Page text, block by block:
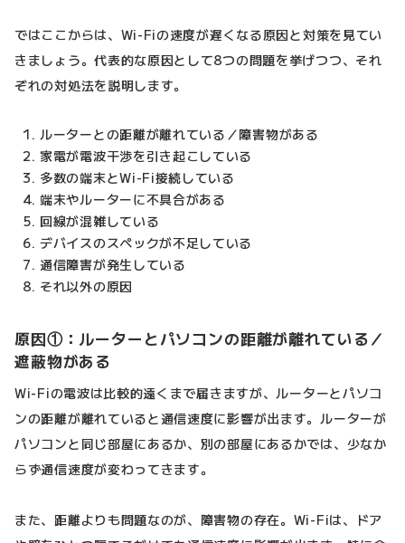
ではここからは、Wi-Fiの速度が遅くなる原因と対策を見てい
きましょう。代表的な原因として8つの問題を挙げつつ、それ
ぞれの対処法を説明します。
ルーターとの距離が離れている／障害物がある
家電が電波干渉を引き起こしている
多数の端末とWi-Fi接続している
端末やルーターに不具合がある
回線が混雑している
デバイスのスペックが不足している
通信障害が発生している
それ以外の原因
原因①：ルーターとパソコンの距離が離れている／
遮蔽物がある
Wi-Fiの電波は比較的遠くまで届きますが、ルーターとパソコ
ンの距離が離れていると通信速度に影響が出ます。ルーターが
パソコンと同じ部屋にあるか、別の部屋にあるかでは、少なか
らず通信速度が変わってきます。
また、距離よりも問題なのが、障害物の存在。Wi-Fiは、ドア